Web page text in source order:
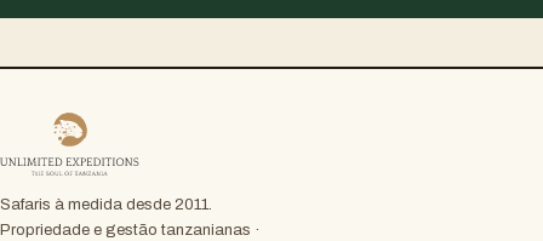
Safaris à medida desde 2011.
Propriedade e gestão tanzanianas ·